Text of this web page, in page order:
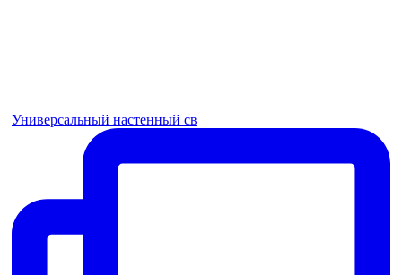
Универсальный настенный св